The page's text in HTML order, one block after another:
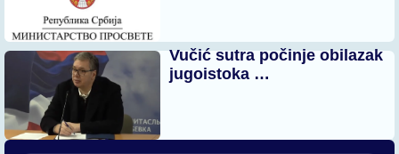
Vučić sutra počinje obilazak
jugoistoka …